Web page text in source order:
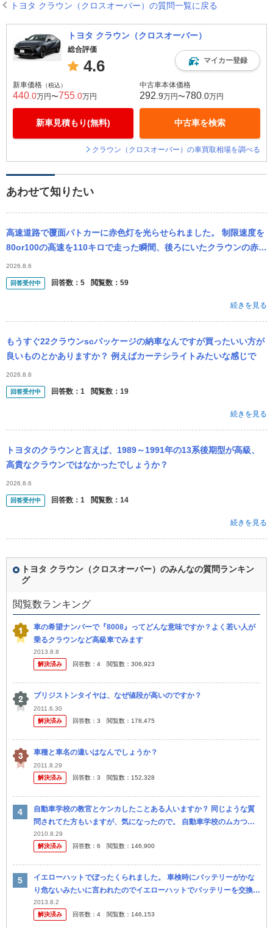
トヨタ クラウン（クロスオーバー）の質問一覧に戻る
トヨタ クラウン（クロスオーバー）
総合評価
4.6 マイカー登録
新車価格 （税込）
440 .0万円〜755 .0万円
新車見積もり(無料)
中古車本体価格
292 .9万円〜780 .0万円
中古車を検索
クラウン（クロスオーバー）の車買取相場を調べる
あわせて知りたい
高速道路で覆面パトカーに赤色灯を光らせられました。 制限速度を
80or100の高速を110キロで走った瞬間、後ろにいたクラウンの赤色
灯が光り、車線を変更して着いてきました。 すぐに102キロほど...
2026.8.6
回答受付中 回答数： 5 閲覧数： 59
続きを見る
もうすぐ22クラウンscパッケージの納車なんですが買ったいい方が
良いものとかありますか？ 例えばカーテシライトみたいな感じで
2026.8.6
回答受付中 回答数： 1 閲覧数： 19
続きを見る
トヨタのクラウンと言えば、1989～1991年の13系後期型が高級、
高貴なクラウンではなかったでしょうか？
2026.8.6
回答受付中 回答数： 1 閲覧数： 14
続きを見る
トヨタ クラウン（クロスオーバー）のみんなの質問ランキン
グ
閲覧数ランキング
車の希望ナンバーで『8008』ってどんな意味ですか？よく若い人が
乗るクラウンなど高級車でみます
2013.8.8
解決済み
回答数： 4 閲覧数： 306,923
ブリジストンタイヤは、なぜ値段が高いのですか？
2011.6.30
解決済み
回答数： 3 閲覧数： 178,475
車種と車名の違いはなんでしょうか？
2011.8.29
解決済み
回答数： 3 閲覧数： 152,328
自動車学校の教官とケンカしたことある人いますか？ 同じような質
問されてた方もいますが、気になったので。 自動車学校のムカつく
教官とケンカした奴いますか？ やる気がない教官、なおしてやろう
とす...
2010.8.29
解決済み
回答数： 6 閲覧数： 146,900
イエローハットでぼったくられました。 車検時にバッテリーがかな
り危ないみたいに言われたのでイエローハットでバッテリーを交換し
に行きました。 私は一番安い９千円のバッテリーを選び ました。工
賃...
2013.8.2
解決済み
回答数： 4 閲覧数： 146,153